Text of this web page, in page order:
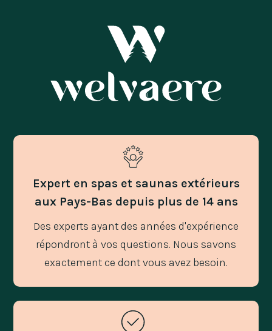
Expert en spas et saunas extérieurs
aux Pays-Bas depuis plus de 14 ans
Des experts ayant des années d'expérience
répondront à vos questions. Nous savons
exactement ce dont vous avez besoin.